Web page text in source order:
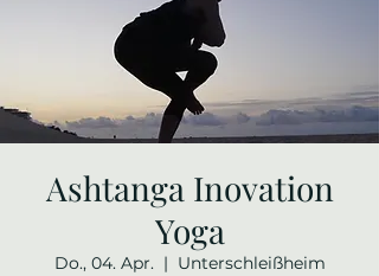
Ashtanga Inovation
Yoga
Do., 04. Apr.
  |
Unterschleißheim